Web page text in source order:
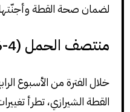
لضمان صحة القطة
منتصف الحمل (4-6 أسابيع)
خلال الفترة من الأسبوع
القطة الشيرازي، تطرأ